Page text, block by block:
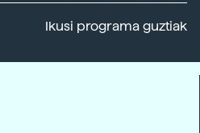
Ikusi programa guztiak